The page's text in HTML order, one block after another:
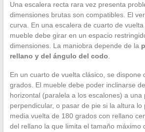
Una escalera recta rara vez presenta
dimensiones brutas son compatibles. El
curva. En una escalera de cuarto de
mueble debe girar en un espacio
dimensiones. La maniobra depende de la
rellano y del ángulo del codo.
En un cuarto de vuelta clásico, se dispone
grados. El mueble debe poder inclinarse
horizontal (paralela a los escalones) a una
perpendicular, o pasar de pie si la altura lo
media vuelta de 180 grados con rellano
del rellano la que limita el tamaño máximo